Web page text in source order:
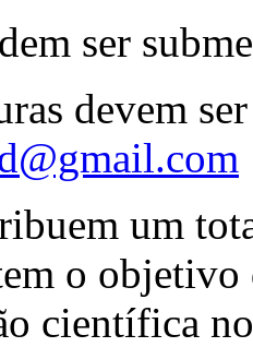
ser
devem
um
o objetivo
científica